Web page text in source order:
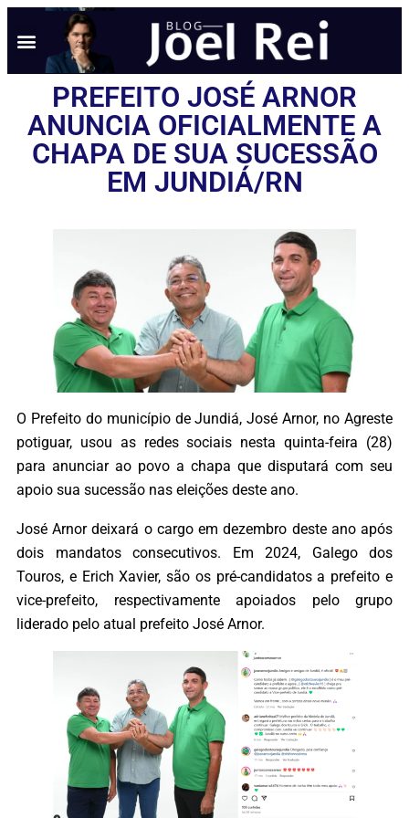
PREFEITO JOSÉ ARNOR
ANUNCIA OFICIALMENTE A
CHAPA DE SUA SUCESSÃO
EM JUNDIÁ/RN
O Prefeito do município de Jundiá, José Arnor, no Agreste
potiguar, usou as redes sociais nesta quinta-feira (28)
para anunciar ao povo a chapa que disputará com seu
apoio sua sucessão nas eleições deste ano.
José Arnor deixará o cargo em dezembro deste ano após
dois mandatos consecutivos. Em 2024, Galego dos
Touros, e Erich Xavier, são os pré-candidatos a prefeito e
vice-prefeito, respectivamente apoiados pelo grupo
liderado pelo atual prefeito José Arnor.